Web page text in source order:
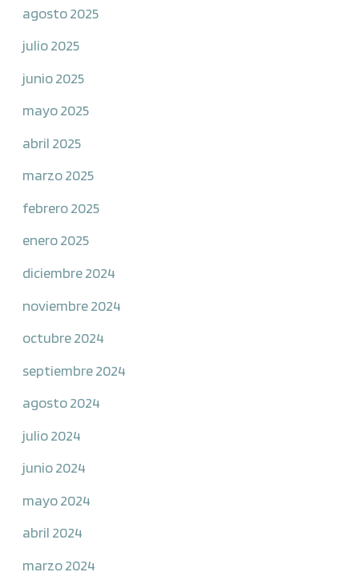
agosto 2025
julio 2025
junio 2025
mayo 2025
abril 2025
marzo 2025
febrero 2025
enero 2025
diciembre 2024
noviembre 2024
octubre 2024
septiembre 2024
agosto 2024
julio 2024
junio 2024
mayo 2024
abril 2024
marzo 2024